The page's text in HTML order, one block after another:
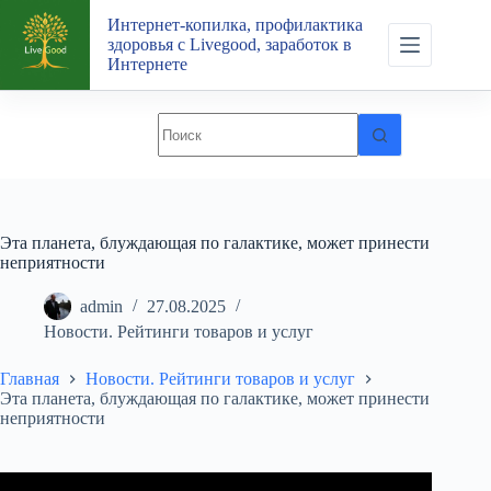
Перейти
сути
Интернет-копилка, профилактика
здоровья с Livegood, заработок в
Интернете
Эта планета, блуждающая по галактике, может принести
неприятности
admin
27.08.2025
Новости. Рейтинги товаров и услуг
Главная
Новости. Рейтинги товаров и услуг
Эта планета, блуждающая по галактике, может принести
неприятности